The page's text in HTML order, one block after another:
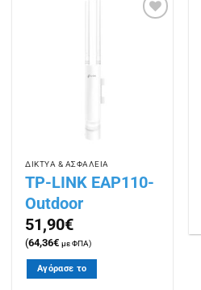
ΔΙΚΤΥΑ & ΑΣΦΑΛΕΙΑ
TP-LINK EAP110-
Outdoor
51,90€
(64,36€ με ΦΠΑ)
Αγόρασε το